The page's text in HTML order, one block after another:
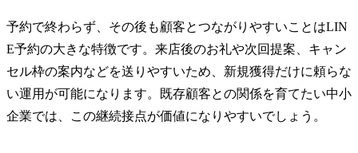
予約で終わらず、その後も顧客とつながりやすいことはLIN
E予約の大きな特徴です。来店後のお礼や次回提案、キャン
セル枠の案内などを送りやすいため、新規獲得だけに頼らな
い運用が可能になります。既存顧客との関係を育てたい中小
企業では、この継続接点が価値になりやすいでしょう。